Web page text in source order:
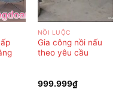
NỒI LUỘC
Gia công nồi nấu
theo yêu cầu
999.999₫